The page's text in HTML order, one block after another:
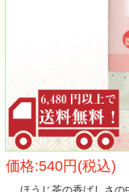
価格:540円(税込)